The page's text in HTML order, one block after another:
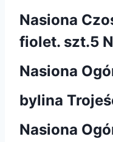
Nasiona
fiolet. szt.5
Nasiona
bylina
Nasiona